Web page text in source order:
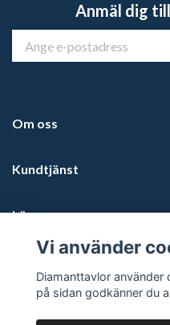
Anmäl dig
Om oss
Kundtjänst
Läs mer
Vi använder
Diamanttavlor
på sidan godkänner du